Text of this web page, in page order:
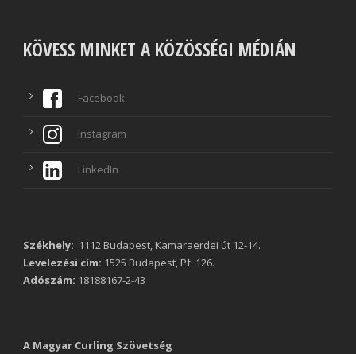
KÖVESS MINKET A KÖZÖSSÉGI MÉDIÁN
Facebook
Instagram
LinkedIn
Székhely: 1112 Budapest, Kamaraerdei út 12-14.
Levelezési cím: 1525 Budapest, Pf. 126.
Adószám: 18188167-2-43
A Magyar Curling Szövetség